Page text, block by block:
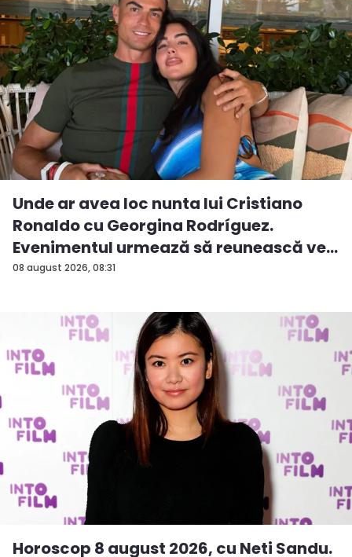
08 august 2026, 08:31
Unde ar avea loc nunta lui Cristiano
Ronaldo cu Georgina Rodríguez.
Evenimentul urmează să reunească ve...
Horoscop 8 august 2026, cu Neti Sandu.